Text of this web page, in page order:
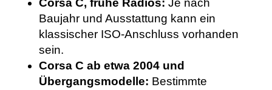
Corsa C, frühe Radios: Je nach
Baujahr und Ausstattung kann ein
klassischer ISO-Anschluss vorhanden
sein.
Corsa C ab etwa 2004 und
Übergangsmodelle: Bestimmte